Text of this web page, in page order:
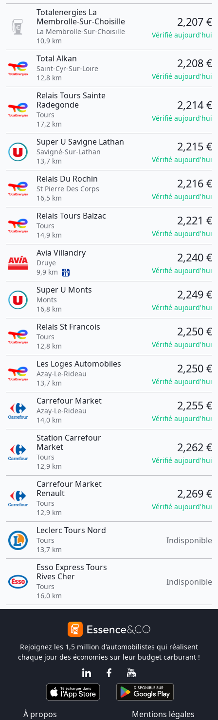
Totalenergies La
Membrolle-Sur-Choisille
La Membrolle-Sur-Choisille
10,9 km
2,207 €
Vérifié aujourd'hui
Total Alkan
Saint-Cyr-Sur-Loire
12,8 km
2,208 €
Vérifié aujourd'hui
Relais Tours Sainte
Radegonde
Tours
17,2 km
2,214 €
Vérifié aujourd'hui
Super U Savigne Lathan
Savigné-Sur-Lathan
13,7 km
2,215 €
Vérifié aujourd'hui
Relais Du Rochin
St Pierre Des Corps
16,5 km
2,216 €
Vérifié aujourd'hui
Relais Tours Balzac
Tours
14,9 km
2,221 €
Vérifié aujourd'hui
Avia Villandry
Druye
9,9 km
2,240 €
Vérifié aujourd'hui
Super U Monts
Monts
16,8 km
2,249 €
Vérifié aujourd'hui
Relais St Francois
Tours
12,8 km
2,250 €
Vérifié aujourd'hui
Les Loges Automobiles
Azay-Le-Rideau
13,7 km
2,250 €
Vérifié aujourd'hui
Carrefour Market
Azay-Le-Rideau
14,0 km
2,255 €
Vérifié aujourd'hui
Station Carrefour
Market
Tours
12,9 km
2,262 €
Vérifié aujourd'hui
Carrefour Market
Renault
Tours
12,9 km
2,269 €
Vérifié aujourd'hui
Leclerc Tours Nord
Tours
13,7 km
Indisponible
Esso Express Tours
Rives Cher
Tours
16,0 km
Indisponible
Rejoignez les 1,5 million d'automobilistes qui réalisent
chaque jour des économies sur leur budget carburant !
À propos Mentions légales